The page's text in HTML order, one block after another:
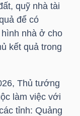
quỹ nhà tài
để có
nhà ở cho
kết quả trong
Thủ tướng
làm việc với
tỉnh: Quảng